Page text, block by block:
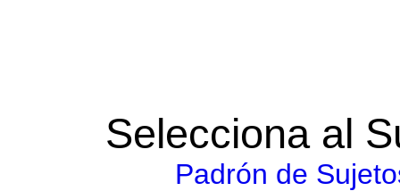
Selecciona al
Padrón de